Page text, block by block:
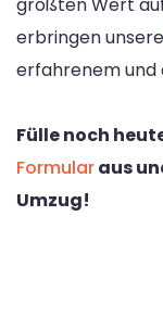
größten Wert
erbringen unsere
erfahrenem und
Fülle noch
Formularaus
Umzug!